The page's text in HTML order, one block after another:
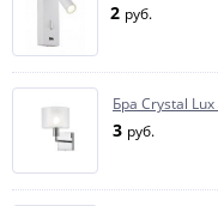
2 руб.
Бра Crystal Lux
3 руб.